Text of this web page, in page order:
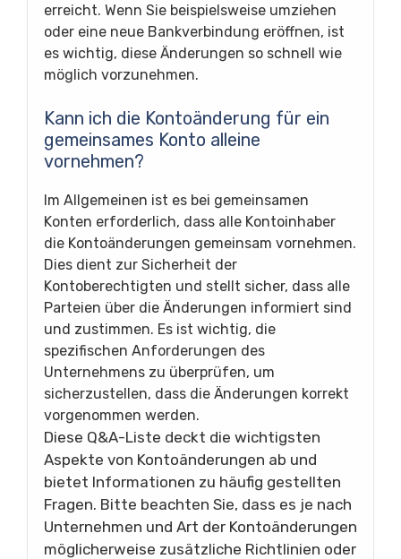
erreicht. Wenn Sie beispielsweise umziehen
oder eine neue Bankverbindung eröffnen, ist
es wichtig, diese Änderungen so schnell wie
möglich vorzunehmen.
Kann ich die Kontoänderung für ein
gemeinsames Konto alleine
vornehmen?
Im Allgemeinen ist es bei gemeinsamen
Konten erforderlich, dass alle Kontoinhaber
die Kontoänderungen gemeinsam vornehmen.
Dies dient zur Sicherheit der
Kontoberechtigten und stellt sicher, dass alle
Parteien über die Änderungen informiert sind
und zustimmen. Es ist wichtig, die
spezifischen Anforderungen des
Unternehmens zu überprüfen, um
sicherzustellen, dass die Änderungen korrekt
vorgenommen werden.
Diese Q&A-Liste deckt die wichtigsten
Aspekte von Kontoänderungen ab und
bietet Informationen zu häufig gestellten
Fragen. Bitte beachten Sie, dass es je nach
Unternehmen und Art der Kontoänderungen
möglicherweise zusätzliche Richtlinien oder